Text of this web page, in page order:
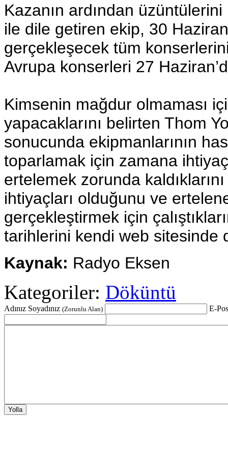
Kazanın ardından
ile dile getiren ekip, 30
gerçekleşecek tüm
Avrupa konserleri 27
Kimsenin mağdur olmaması
yapacaklarını belirten Thom
sonucunda ekipmanlarının
toparlamak için zamana
ertelemek zorunda
ihtiyaçları olduğunu ve
gerçekleştirmek için
tarihlerini kendi web sitesinde
Kaynak: Radyo Eksen
Kategoriler: Döküntü
Adınız Soyadınız (Zorunlu Alan) E-